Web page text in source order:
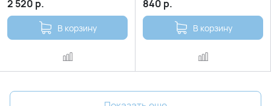
2 520 р.
В корзину
840 р.
В корзину